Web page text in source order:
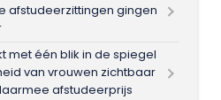
afstudeerzittingen gingen
met één blik in de spiegel
van vrouwen zichtbaar
afstudeerprijs